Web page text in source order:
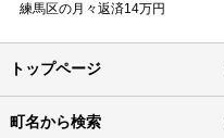
練馬区の月々返済14万円
トップページ
町名から検索